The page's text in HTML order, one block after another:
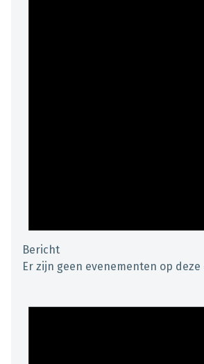
Bericht
Er zijn geen evenementen op deze